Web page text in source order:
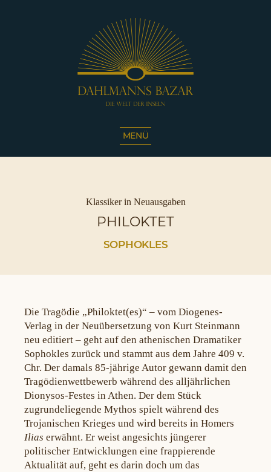
Die
Inseln
Café
Sassnitz
MENÜ
Kategorien
Klassiker in Neuausgaben
PHILOKTET
SOPHOKLES
Die Tragödie „Philoktet(es)“ – vom Diogenes-
Verlag in der Neuübersetzung von Kurt Steinmann
neu editiert – geht auf den athenischen Dramatiker
Sophokles zurück und stammt aus dem Jahre 409 v.
Chr. Der damals 85-jährige Autor gewann damit den
Tragödienwettbewerb während des alljährlichen
Dionysos-Festes in Athen. Der dem Stück
zugrundeliegende Mythos spielt während des
Trojanischen Krieges und wird bereits in Homers
Ilias erwähnt. Er weist angesichts jüngerer
politischer Entwicklungen eine frappierende
Aktualität auf, geht es darin doch um das